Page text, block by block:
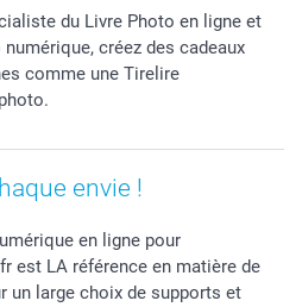
déco
du Livre Photo en ligne et
créez des cadeaux
comme une Tirelire
envie !
en ligne pour
est LA référence en matière de
un large choix de supports et